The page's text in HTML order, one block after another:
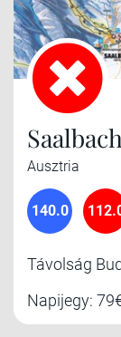
Ausztria
140.0
Távolság
Napijegy: